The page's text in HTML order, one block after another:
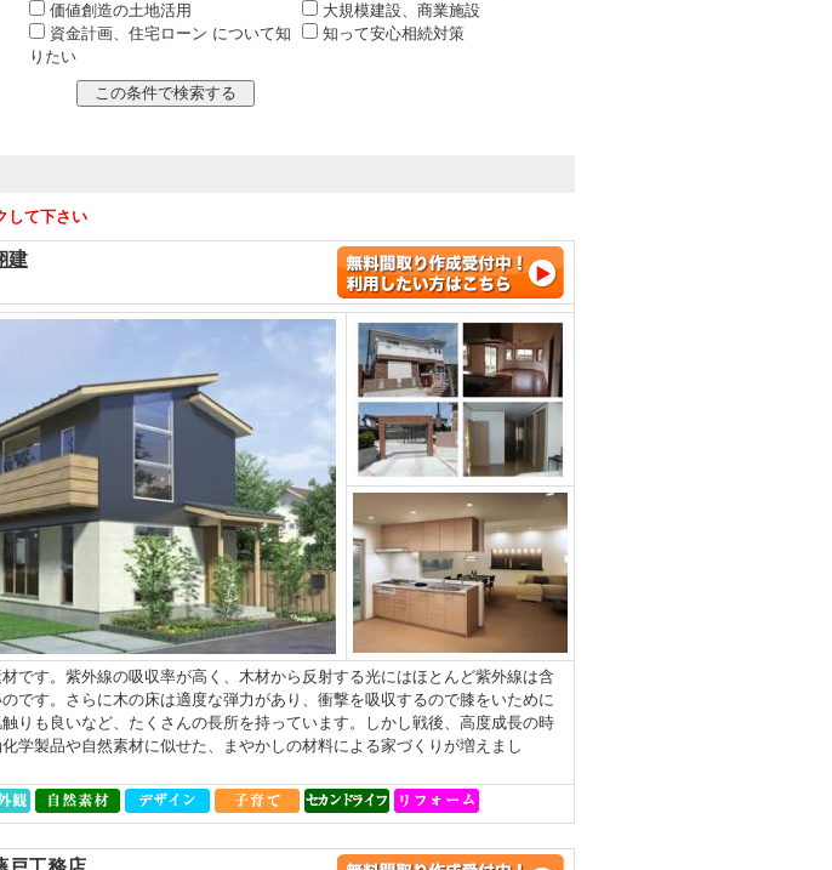
価値創造の土地活用
大規模建設、商業施設
資金計画、住宅ローン について知
りたい
知って安心相続対策
して下さい
建
です。紫外線の吸収率が高く、木材から反射する光にはほとんど紫外線は含
です。さらに木の床は適度な弾力があり、衝撃を吸収するので膝をいために
りも良いなど、たくさんの長所を持っています。しかし戦後、高度成長の時
学製品や自然素材に似せた、まやかしの材料による家づくりが増えまし